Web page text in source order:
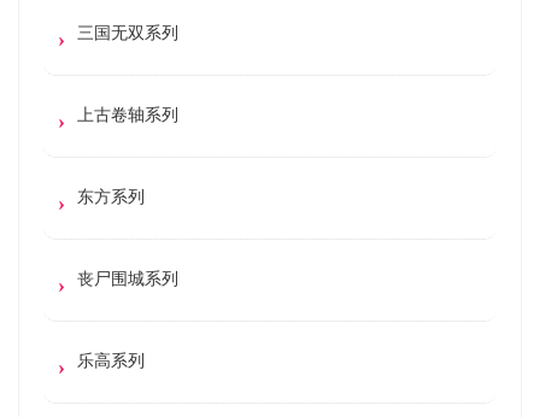
三国无双系列
上古卷轴系列
东方系列
丧尸围城系列
乐高系列